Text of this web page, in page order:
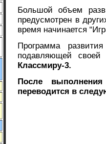
Большой объем
предусмотрен в
время начинается
Программа
подавляющей своей
Классмиру-3.
После
переводится в